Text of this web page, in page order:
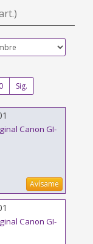
Sig.
Canon GI-
Avísame
Canon GI-